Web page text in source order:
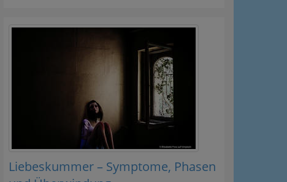
Liebeskummer – Symptome, Phasen